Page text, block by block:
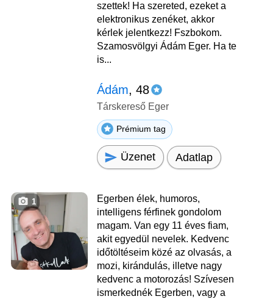
szettek! Ha szereted, ezeket a
elektronikus zenéket, akkor
kérlek jelentkezz! Fszbokom.
Szamosvölgyi Ádám Eger. Ha te
is...
Ádám, 48
Társkereső Eger
Prémium tag
Üzenet Adatlap
1
Egerben élek, humoros,
intelligens férfinek gondolom
magam. Van egy 11 éves fiam,
akit egyedül nevelek. Kedvenc
időtöltéseim közé az olvasás, a
mozi, kirándulás, illetve nagy
kedvenc a motorozás! Szívesen
ismerkednék Egerben, vagy a